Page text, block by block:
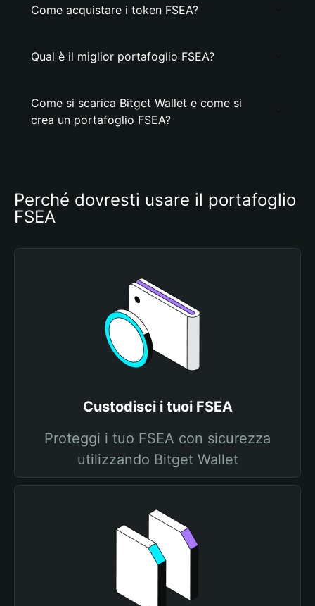
Come acquistare i token FSEA?
Qual è il miglior portafoglio FSEA?
Come si scarica Bitget Wallet e come si
crea un portafoglio FSEA?
Perché dovresti usare il portafoglio
FSEA
Custodisci i tuoi FSEA
Proteggi i tuo FSEA con sicurezza
utilizzando Bitget Wallet